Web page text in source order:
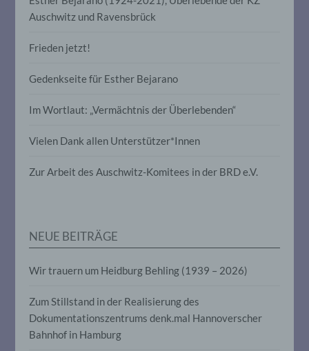
Auschwitz und Ravensbrück
Frieden jetzt!
Gedenkseite für Esther Bejarano
Im Wortlaut: „Vermächtnis der Überlebenden“
Vielen Dank allen Unterstützer*Innen
Zur Arbeit des Auschwitz-Komitees in der BRD e.V.
NEUE BEITRÄGE
Wir trauern um Heidburg Behling (1939 – 2026)
Zum Stillstand in der Realisierung des
Dokumentationszentrums denk.mal Hannoverscher
Bahnhof in Hamburg
Verarbeitung personenbezogener Daten,
werden, um bestimmte persönliche
Person beziehen, zu bewerten,
insbesondere, um Aspekte bezüglich
Gesundheit, persönlicher Vorlieben,
Aufenthaltsort oder Ortswechsel dieser
f) Pseudonymisierung
Pseudonymisierung ist die Verarbeitung
ohne Hinzuziehung zusätzlicher
Informationen nicht mehr einer
spezifischen betroffenen Person
zugeordnet werden können, sofern diese